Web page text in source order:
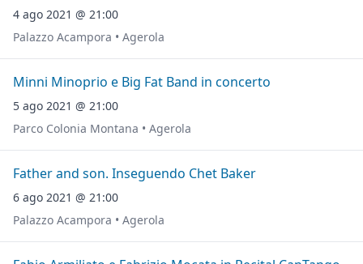
4 ago 2021 @ 21:00
Palazzo Acampora • Agerola
Minni Minoprio e Big Fat Band in concerto
5 ago 2021 @ 21:00
Parco Colonia Montana • Agerola
Father and son. Inseguendo Chet Baker
6 ago 2021 @ 21:00
Palazzo Acampora • Agerola